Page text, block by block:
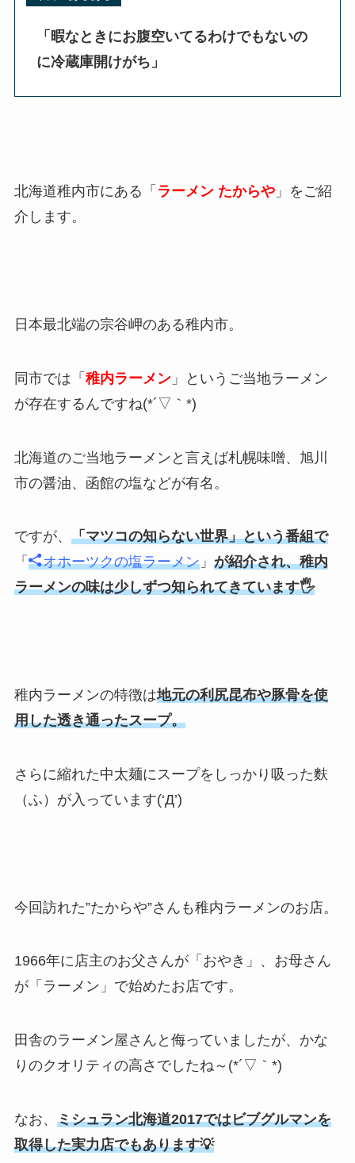
「暇なときにお腹空いてるわけでもないの
に冷蔵庫開けがち 」
北海道稚内市にある「 ラーメン たからや」をご紹
介します。
日本最北端の宗谷岬のある稚内市。
同市では「 稚内ラーメン」というご当地ラーメン
が存在するんですね(*´▽｀*)
北海道のご当地ラーメンと言えば札幌味噌、旭川
市の醤油、函館の塩などが有名。
ですが、 「マツコの知らない世界」という番組で
「
オホーツクの塩ラーメン」 が紹介され、稚内
ラーメンの味は少しずつ知られてきています🖐
稚内ラーメンの特徴は地元の利尻昆布や豚骨を使
用した透き通ったスープ。
さらに縮れた中太麺にスープをしっかり吸った麩
（ふ）が入っています(‘Д’)
今回訪れた”たからや”さんも稚内ラーメンのお店。
1966年に店主のお父さんが「おやき」、お母さん
が「ラーメン」で始めたお店です。
田舎のラーメン屋さんと侮っていましたが、かな
りのクオリティの高さでしたね～(*´▽｀*)
なお、 ミシュラン北海道2017ではビブグルマンを
取得した実力店でもあります💡